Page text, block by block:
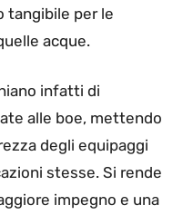
tangibile per le
acque.
infatti di
alle boe, mettendo
degli equipaggi
stesse. Si rende
impegno e una